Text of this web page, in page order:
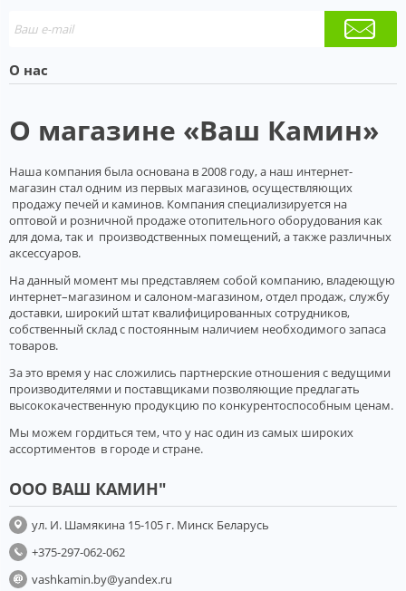
О нас
О магазине «Ваш Камин»
Наша компания была основана в 2008 году, а наш интернет-
магазин стал одним из первых магазинов, осуществляющих
продажу печей и каминов. Компания специализируется на
оптовой и розничной продаже отопительного оборудования как
для дома, так и производственных помещений, а также различных
аксессуаров.
На данный момент мы представляем собой компанию, владеющую
интернет–магазином и салоном-магазином, отдел продаж, службу
доставки, широкий штат квалифицированных сотрудников,
собственный склад c постоянным наличием необходимого запаса
товаров.
За это время у нас сложились партнерские отношения с ведущими
производителями и поставщиками позволяющие предлагать
высококачественную продукцию по конкурентоспособным ценам.
Мы можем гордиться тем, что у нас один из самых широких
ассортиментов в городе и стране.
ООО ВАШ КАМИН"
ул. И. Шамякина 15-105 г. Минск Беларусь
+375-297-062-062
vashkamin.by@yandex.ru